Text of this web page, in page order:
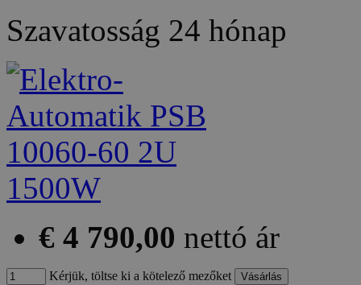
Szavatosság 24 hónap
€ 4 790,00 nettó ár
Kérjük, töltse ki a kötelező mezőket